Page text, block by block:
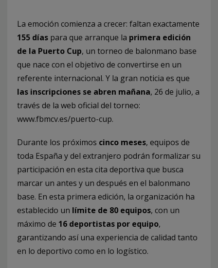
La emoción comienza a crecer: faltan exactamente
155 días para que arranque la primera edición
de la Puerto Cup, un torneo de balonmano base
que nace con el objetivo de convertirse en un
referente internacional. Y la gran noticia es que
las inscripciones se abren mañana, 26 de julio, a
través de la web oficial del torneo:
www.fbmcv.es/puerto-cup.
Durante los próximos cinco meses, equipos de
toda España y del extranjero podrán formalizar su
participación en esta cita deportiva que busca
marcar un antes y un después en el balonmano
base. En esta primera edición, la organización ha
establecido un límite de 80 equipos, con un
máximo de 16 deportistas por equipo,
garantizando así una experiencia de calidad tanto
en lo deportivo como en lo logístico.